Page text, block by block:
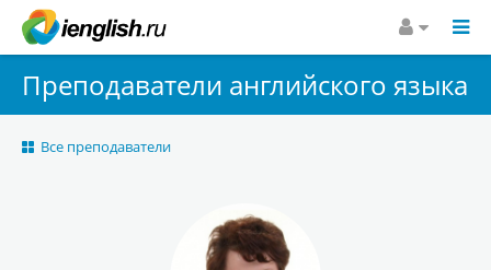
Преподаватели английского языка
Все преподаватели